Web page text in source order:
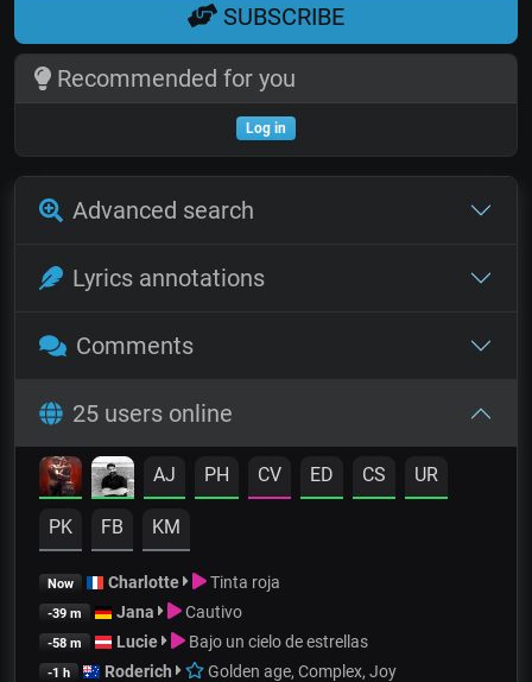
SUBSCRIBE
Recommended for you
Log in
Advanced search
Lyrics annotations
Comments
25 users online
AJ PH CV ED CS UR
PK FB KM
Now Charlotte Tinta roja
-39 m Jana Cautivo
-58 m Lucie Bajo un cielo de estrellas
-1 h Roderich Golden age, Complex, Joy